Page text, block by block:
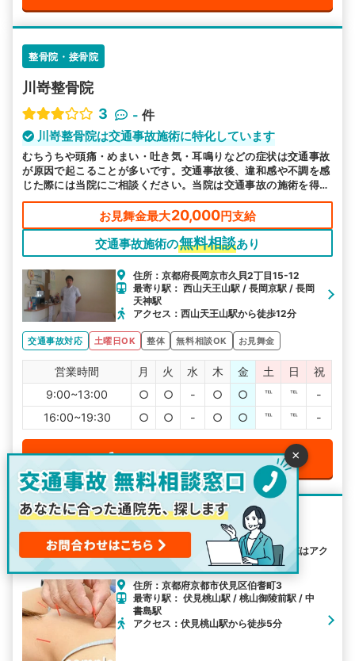
整骨院・接骨院
川嵜整骨院
3
- 件
川嵜整骨院は交通事故施術に特化しています
むちうちや頭痛・めまい・吐き気・耳鳴りなどの症状は交通事故
が原因で起こることが多いです。交通事故後、違和感や不調を感
じた際には当院にご相談ください。当院は交通事故の施術を得意
としています。
お見舞金最大20,000円支給
交通事故施術の無料相談あり
住所：京都府長岡京市久貝2丁目15-12
最寄り駅： 西山天王山駅 / 長岡京駅 / 長岡
天神駅
アクセス：西山天王山駅から徒歩12分
交通事故対応 土曜日OK 整体 無料相談OK お見舞金
営業時間 月 火 水 木 金 土 日
祝
9:00~13:00
○ ○ - ○ ○ ℡ ℡
-
16:00~19:30
○ ○ - ○ ○ ℡ ℡ -
電話で無料予約をする
うつみla鍼灸整骨院
伏見桃山駅から5分の距離に位置しているうつみla鍼灸整骨院はアク
セスがしやすくて便利です。
住所：京都府京都市伏見区伯耆町3
最寄り駅： 伏見桃山駅 / 桃山御陵前駅 / 中
書島駅
アクセス：伏見桃山駅から徒歩5分
×